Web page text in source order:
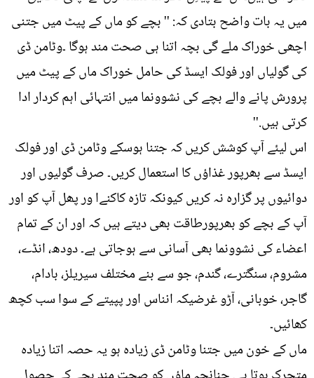
میں یہ بات واضح بتادی کہ: '' بچے کو ماں کے پیٹ میں جتنی
اچھی خوراک ملے گی بچہ اتنا ہی صحت مند ہوگا ۔وٹامن ڈی
کی گولیاں اور فولک ایسڈ کی حامل خوراک ماں کے پیٹ میں
پرورش پانے والے بچے کی نشوونما میں انتہائی اہم کردار ادا
کرتی ہیں.''
اس لیئے آپ کوشش کریں کہ جتنا ہوسکے وٹامن ڈی اور فولک
ایسڈ سے بھرپور غذاؤں کا استعمال کریں۔ صرف گولیوں اور
دوائیوں پر گزارہ نہ کریں کیونکہ تازہ کاکنےا ور پھل آپ کو اور
آپ کے بچے کو بھرپورطاقت بھی دیتے ہیں کہ اور ان کے تمام
اعضاء کی نشوونما بھی آسانی سے ہوجاتی ہے۔ دودھ، انڈے،
مشروم، سنگترے، گندم، جو سے بنے مختلف سیریلز، بادام،
گاجر، خوبانی، آڑو غرضیکہ انناس اور پپیتے کے سوا سب کچھ
کھائیں۔
ماں کے خون میں جتنا وٹامن ڈی زیادہ ہو یہ حصہ اتنا زیادہ